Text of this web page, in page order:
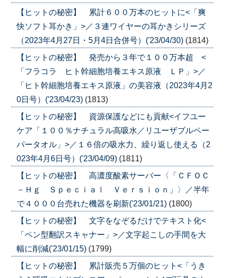
【ヒットの秘密】 累計６００万本のヒットに<「爽
快ソフト耳かき」>／３連ワイヤーの耳かきシリーズ
（2023年4月27日・5月4日合併号）('23/04/30) (1814)
【ヒットの秘密】 発売から３年で１００万本超 <
「フラコラ ヒト幹細胞培養エキス原液 ＬＰ」>／
「ヒト幹細胞培養エキス原液」の美容液（2023年4月2
0日号）('23/04/23) (1813)
【ヒットの秘密】 資源保護などにも貢献<イフユー
ケア「１００％ナチュラル高吸水／リユーザブルペー
パータオル」>／１６倍の吸水力、繰り返し使える（2
023年4月6日号）('23/04/09) (1811)
【ヒットの秘密】 高濃度酸素サーバー〈「ＣＦＯＣ
－Ｈｇ Ｓｐｅｃｉａｌ Ｖｅｒｓｉｏｎ」〉／半年
で４０００台売れた機器を刷新('23/01/21) (1800)
【ヒットの秘密】 文字をなぞるだけでテキスト化<
「ペン型翻訳スキャナー」>／文字起こしの手間を大
幅に削減('23/01/15) (1799)
【ヒットの秘密】 累計販売５万個のヒット<「うき